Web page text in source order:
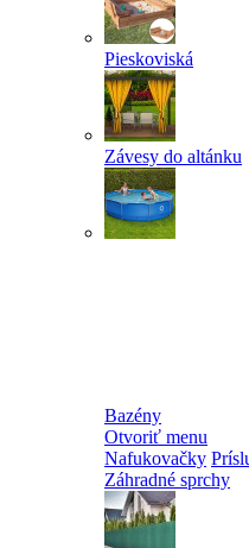
Pieskoviská
Závesy do altánku
Bazény
Otvoriť menu
Nafukovačky
Záhradné sprchy